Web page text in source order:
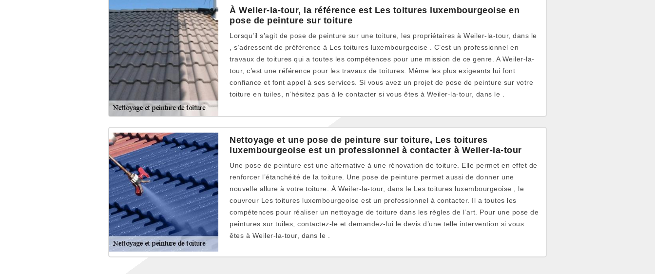
À Weiler-la-tour, la référence est Les toitures luxembourgeoise en
pose de peinture sur toiture
Lorsqu’il s’agit de pose de peinture sur une toiture, les propriétaires à Weiler-la-tour, dans le
, s’adressent de préférence à Les toitures luxembourgeoise . C’est un professionnel en
travaux de toitures qui a toutes les compétences pour une mission de ce genre. A Weiler-la-
tour, c’est une référence pour les travaux de toitures. Même les plus exigeants lui font
confiance et font appel à ses services. Si vous avez un projet de pose de peinture sur votre
toiture en tuiles, n’hésitez pas à le contacter si vous êtes à Weiler-la-tour, dans le .
Nettoyage et une pose de peinture sur toiture, Les toitures
luxembourgeoise est un professionnel à contacter à Weiler-la-tour
Une pose de peinture est une alternative à une rénovation de toiture. Elle permet en effet de
renforcer l’étanchéité de la toiture. Une pose de peinture permet aussi de donner une
nouvelle allure à votre toiture. À Weiler-la-tour, dans le Les toitures luxembourgeoise , le
couvreur Les toitures luxembourgeoise est un professionnel à contacter. Il a toutes les
compétences pour réaliser un nettoyage de toiture dans les règles de l’art. Pour une pose de
peintures sur tuiles, contactez-le et demandez-lui le devis d’une telle intervention si vous
êtes à Weiler-la-tour, dans le .